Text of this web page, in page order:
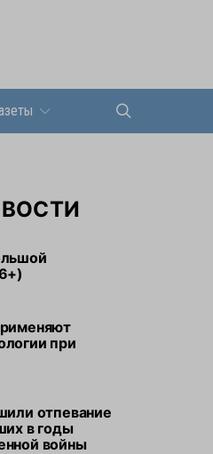
при
отпевание
в годы
войны